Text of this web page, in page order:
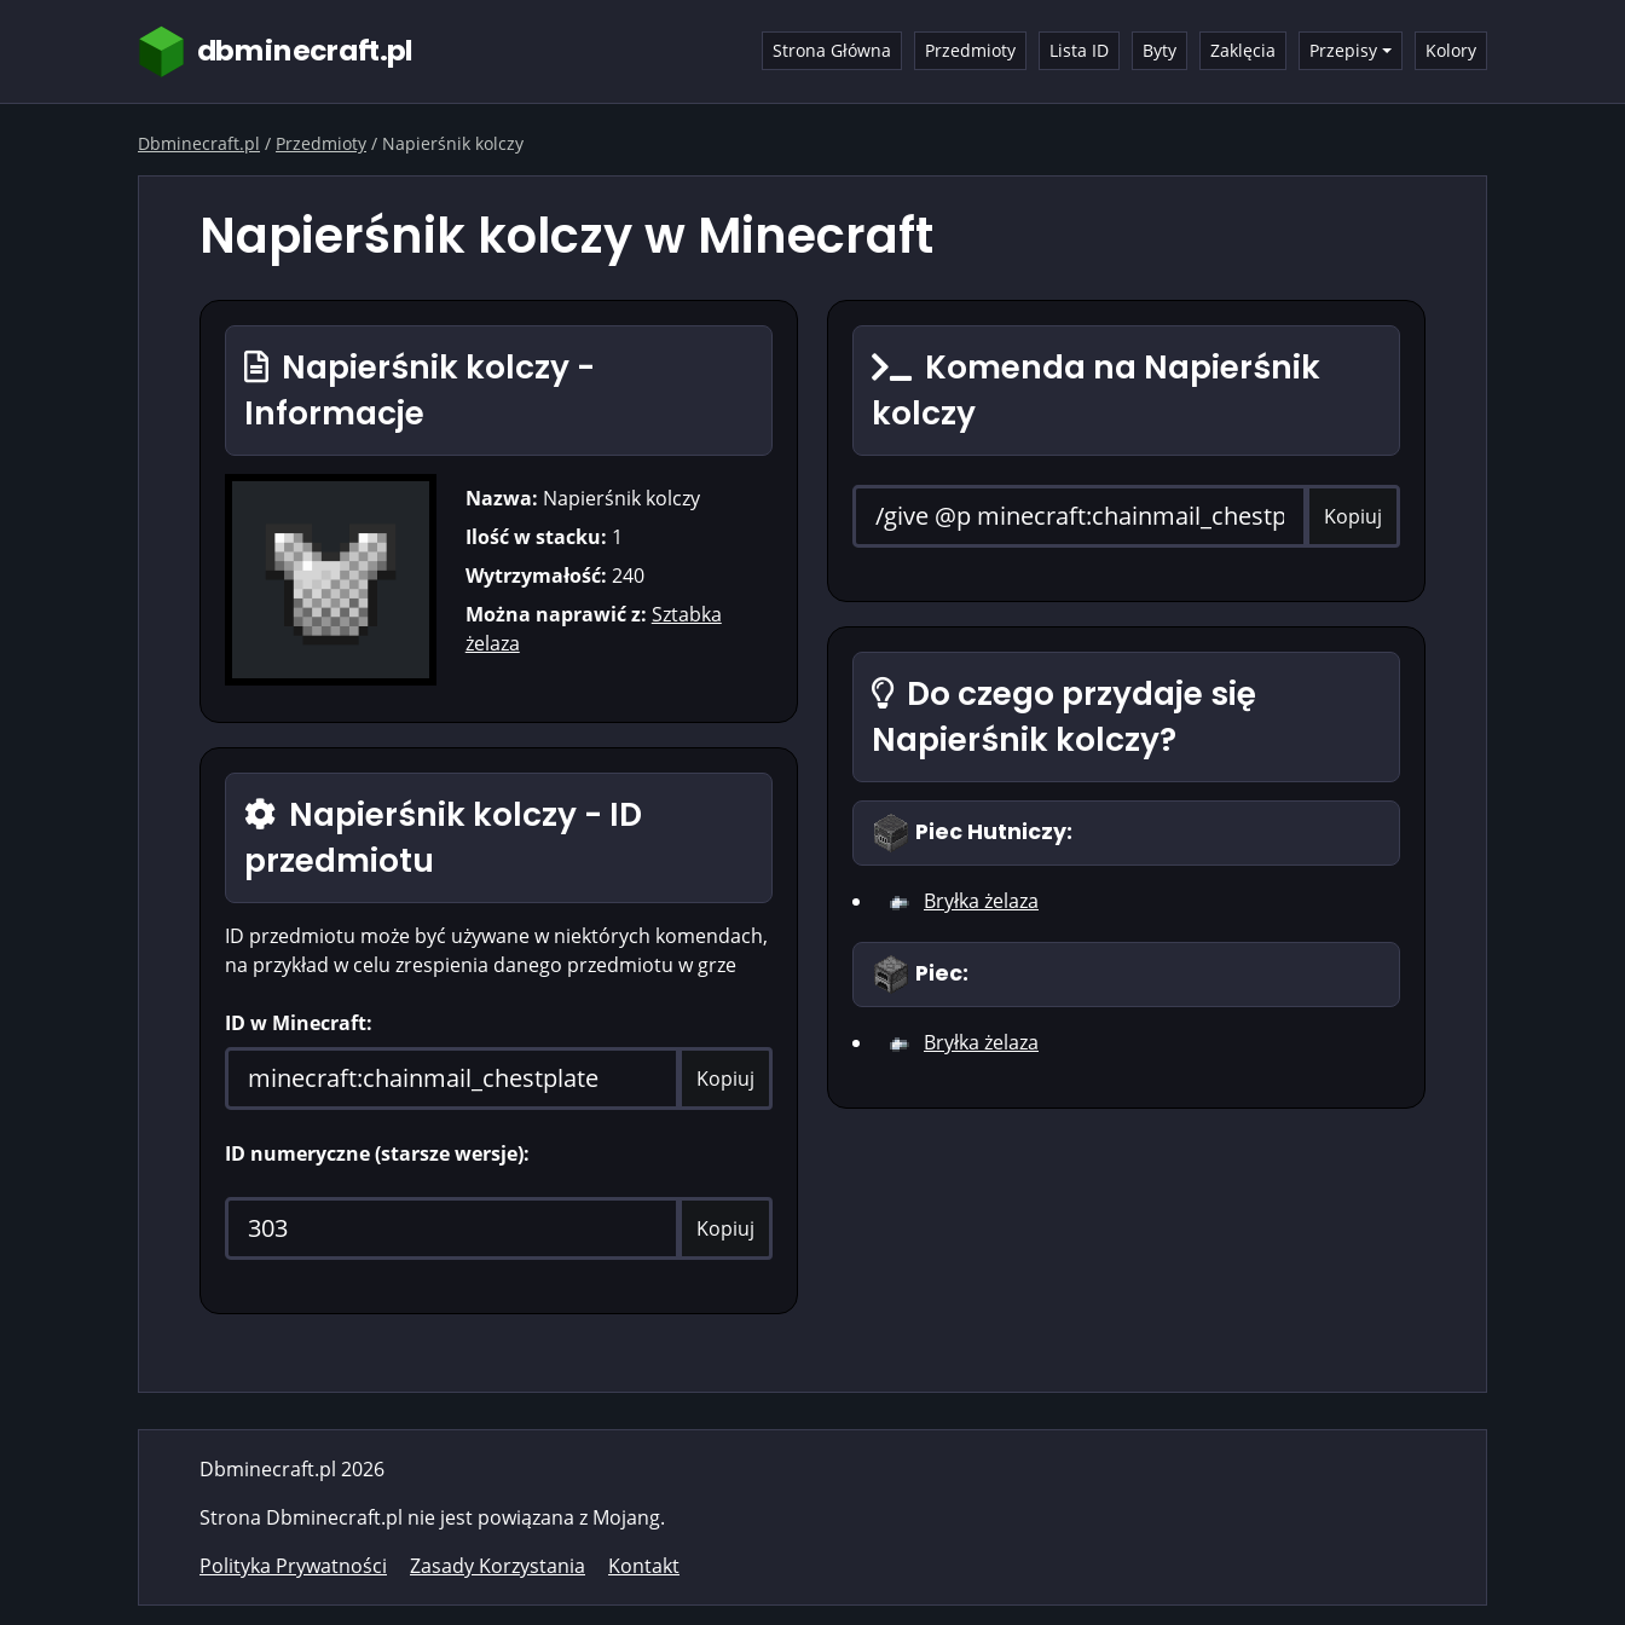
dbminecraft.pl Strona Główna Przedmioty Lista ID Byty Zaklęcia Przepisy Kolory
Dbminecraft.pl / Przedmioty / Napierśnik kolczy
Napierśnik kolczy w Minecraft
Napierśnik kolczy -
Informacje
Nazwa: Napierśnik kolczy
Ilość w stacku: 1
Wytrzymałość: 240
Można naprawić z: Sztabka
żelaza
Napierśnik kolczy - ID
przedmiotu
ID przedmiotu może być używane w niektórych komendach,
na przykład w celu zrespienia danego przedmiotu w grze
ID w Minecraft:
Kopiuj
ID numeryczne (starsze wersje):
Kopiuj
Komenda na Napierśnik
kolczy
Kopiuj
Do czego przydaje się
Napierśnik kolczy?
Piec Hutniczy:
Bryłka żelaza
Piec:
Bryłka żelaza
Dbminecraft.pl 2026
Strona Dbminecraft.pl nie jest powiązana z Mojang.
Polityka Prywatności
Zasady Korzystania Kontakt